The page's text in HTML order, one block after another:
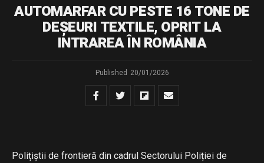
AUTOMARFAR CU PESTE 16 TONE DE
DEȘEURI TEXTILE, OPRIT LA
INTRAREA ÎN ROMÂNIA
Published 20/01/2026
Polițiștii de frontieră din cadrul Sectorului Poliției de